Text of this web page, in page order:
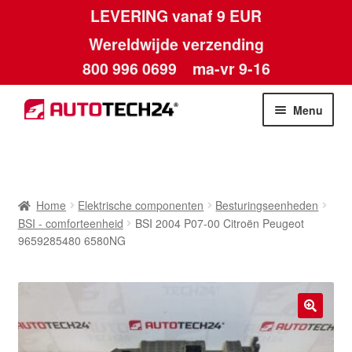
LEVERING vanaf 9 EUR
Wereldwijde verzending
800 996 0699 ma-vr 9-16
Ga
door
Ga
naar
Menu
Algemene voorwaarden
Betalingen
Contact
Home Elektrische componenten
Besturingseenheden
BSI - comforteenheid
BSI 2004 P07-00 Citroën Peugeot
9659285480 6580NG
🔍